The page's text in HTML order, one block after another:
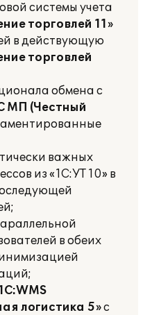
системы учета
торговлей 11»
в действующую
торговлей
обмена с
МП (Честный
важных
из «1С:УТ 10» в
в обеих
логистика 5»с